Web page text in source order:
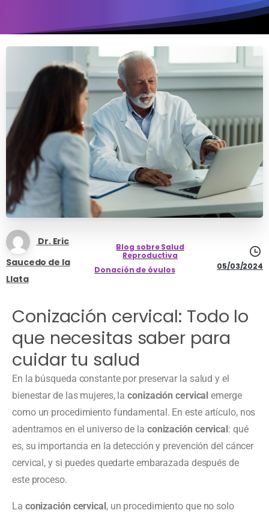
Dr. Eric
Saucedo de la
Llata
Blog sobre Salud
Reproductiva
Donación de óvulos
05/03/2024
Conización cervical: Todo lo
que necesitas saber para
cuidar tu salud
En la búsqueda constante por preservar la salud y el
bienestar de las mujeres, laconización cervical emerge
como un procedimiento fundamental. En este artículo, nos
adentramos en el universo de la conización cervical: qué
es, su importancia en la detección y prevención del cáncer
cervical, y si puedes quedarte embarazada después de
este proceso.
La conización cervical, un procedimiento que no solo